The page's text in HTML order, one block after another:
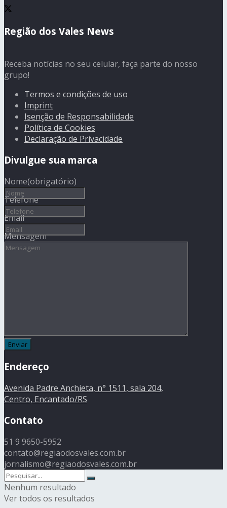
Região dos Vales News
Receba notícias no seu celular, faça parte do nosso
grupo!
Termos e condições de uso
Imprint
Isenção de Responsabilidade
Política de Cookies
Declaração de Privacidade
Divulgue sua marca
Nome(obrigatório)
Telefone
Email
Mensagem
Endereço
Avenida Padre Anchieta, n° 1511, sala 204,
Centro, Encantado/RS
Contato
51 9 9650-5952
contato@regiaodosvales.com.br
jornalismo@regiaodosvales.com.br
Nenhum resultado
Ver todos os resultados